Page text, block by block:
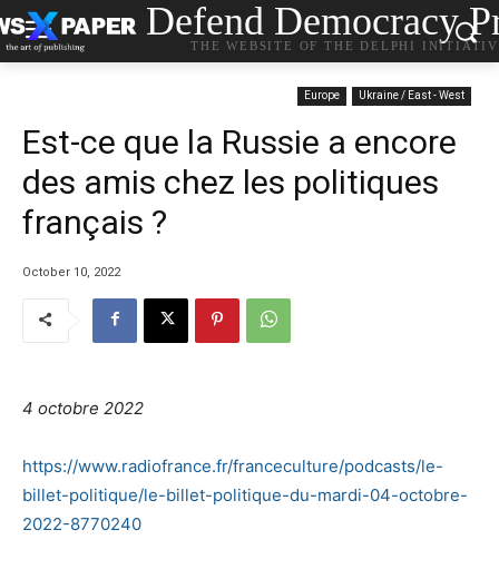
Defend Democracy
THE WEBSITE OF THE DELPHI
Europe Ukraine / East - West
Est-ce que la Russie a encore
des amis chez les politiques
français ?
October 10, 2022
4 octobre 2022
https://www.radiofrance.fr/franceculture/podcasts/le-
billet-politique/le-billet-politique-du-mardi-04-octobre-
2022-8770240